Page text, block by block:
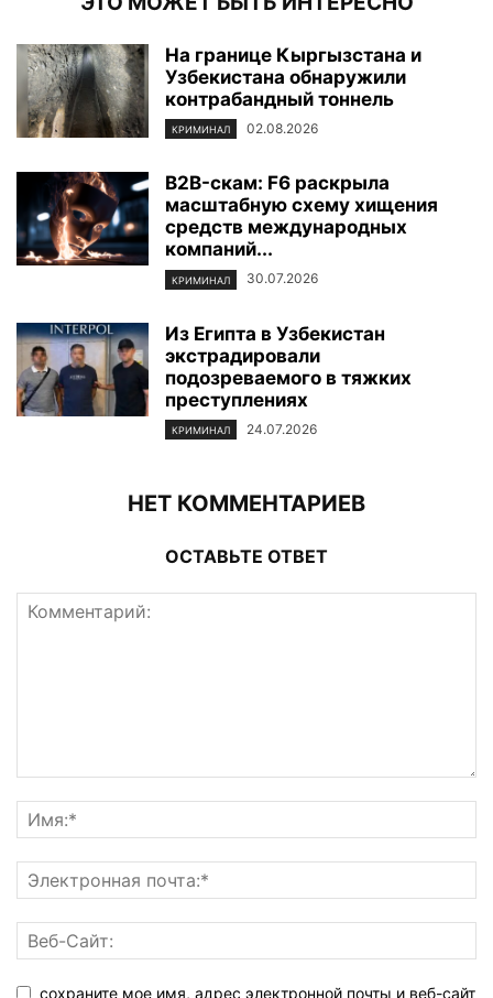
На границе Кыргызстана и
Узбекистана обнаружили
контрабандный тоннель
КРИМИНАЛ 02.08.2026
B2B-скам: F6 раскрыла
масштабную схему хищения
средств международных
компаний...
КРИМИНАЛ 30.07.2026
Из Египта в Узбекистан
экстрадировали
подозреваемого в тяжких
преступлениях
КРИМИНАЛ 24.07.2026
НЕТ КОММЕНТАРИЕВ
ОСТАВЬТЕ ОТВЕТ
сохраните мое имя, адрес электронной почты и веб-сайт